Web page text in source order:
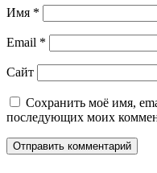
Имя *
Email *
Сайт
Сохранить моё имя,
последующих моих